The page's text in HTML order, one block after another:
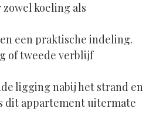
koeling als
een praktische indeling.
of tweede verblijf
ligging nabij het strand en
dit appartement uitermate